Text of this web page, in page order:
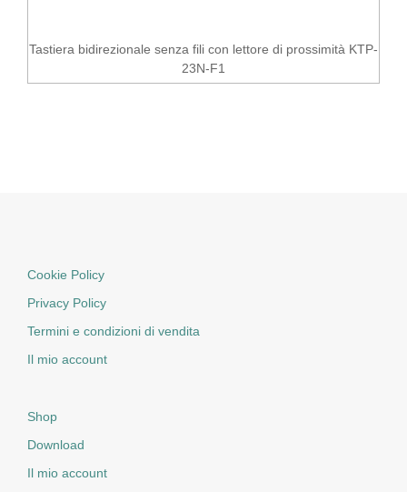
Tastiera bidirezionale senza fili con lettore di prossimità KTP-
23N-F1
Cookie Policy
Privacy Policy
Termini e condizioni di vendita
Il mio account
Shop
Download
Il mio account